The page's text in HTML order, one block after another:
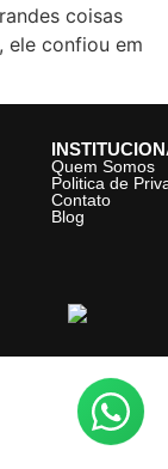
coisas
ele confiou em
Quem Somos
Politica de
Contato
Blog